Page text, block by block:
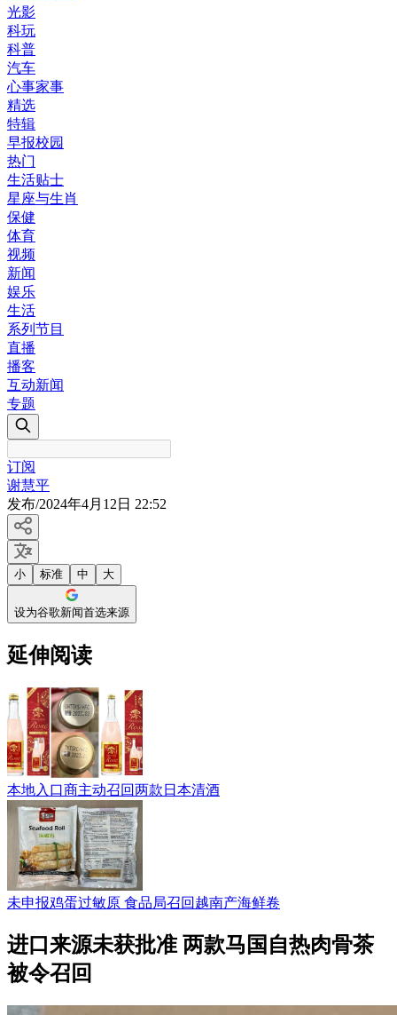
光影
科玩
科普
汽车
心事家事
精选
特辑
早报校园
热门
生活贴士
星座与生肖
保健
体育
视频
新闻
娱乐
生活
系列节目
直播
播客
互动新闻
专题
订阅
谢慧平
发布/2024年4月12日 22:52
小 标准 中 大
设为谷歌新闻首选来源
延伸阅读
本地入口商主动召回两款日本清酒
未申报鸡蛋过敏原 食品局召回越南产海鲜卷
进口来源未获批准 两款马国自热肉骨茶
被令召回